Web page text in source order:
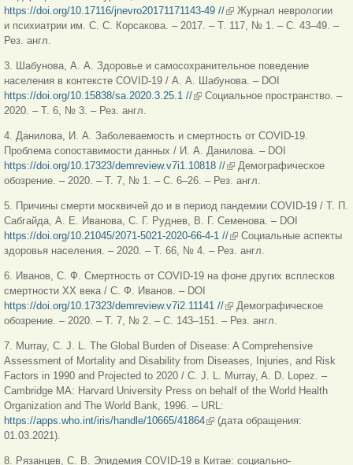
https://doi.org/10.17116/jnevro20171171143-49 //(внешняя ссылка)
Журнал неврологии
и психиатрии им. C. C. Корсакова. – 2017. – Т. 117, № 1. – С. 43–49. –
Рез. англ.
3. Шабунова, А. А. Здоровье и самосохранительное поведение
населения в контексте COVID-19 / А. А. Шабунова. – DOI
https://doi.org/10.15838/sa.2020.3.25.1 //(внешняя ссылка)
Социальное пространство. –
2020. – Т. 6, № 3. – Рез. англ.
4. Данилова, И. А. Заболеваемость и смертность от СOVID-19.
Проблема сопоставимости данных / И. А. Данилова. – DOI
https://doi.org/10.17323/demreview.v7i1.10818 //(внешняя ссылка)
Демографическое
обозрение. – 2020. – Т. 7, № 1. – С. 6–26. – Рез. англ.
5. Причины смерти москвичей до и в период пандемии COVID-19 / Т. П.
Сабгайда, A. E. Иванова, С. Г. Руднев, В. Г. Семенова. – DOI
https://doi.org/10.21045/2071-5021-2020-66-4-1 //(внешняя ссылка)
Социальные аспекты
здоровья населения. – 2020. – Т. 66, № 4. – Рез. англ.
6. Иванов, С. Ф. Смертность от СOVID-19 на фоне других всплесков
смертности XX века / С. Ф. Иванов. – DOI
https://doi.org/10.17323/demreview.v7i2.11141 //(внешняя ссылка)
Демографическое
обозрение. – 2020. – Т. 7, № 2. – С. 143–151. – Рез. англ.
7. Murray, C. J. L. The Global Burden of Disease: A Comprehensive
Assessment of Mortality and Disability from Diseases, Injuries, and Risk
Factors in 1990 and Projected to 2020 / C. J. L. Murray, A. D. Lopez. –
Cambridge MA: Harvard University Press on behalf of the World Health
Organization and The World Bank, 1996. – URL:
https://apps.who.int/iris/handle/10665/41864(внешняя ссылка)
(дата обращения:
01.03.2021).
8. Рязанцев, С. В. Эпидемия COVID-19 в Китае: социально-